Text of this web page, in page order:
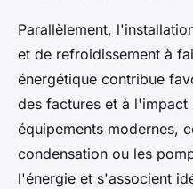
Parallèlement,
et de refroidissement à
énergétique contribue
des factures et à l'impact
équipements modernes,
condensation ou les
l'énergie et s'associent